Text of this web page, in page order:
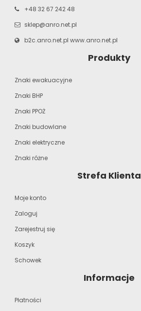
+48 32 67 242 48
sklep@anro.net.pl
b2c.anro.net.pl www.anro.net.pl
Produkty
Znaki ewakuacyjne
Znaki BHP
Znaki PPOŻ
Znaki budowlane
Znaki elektryczne
Znaki różne
Strefa Klienta
Moje konto
Zaloguj
Zarejestruj się
Koszyk
Schowek
Informacje
Płatności